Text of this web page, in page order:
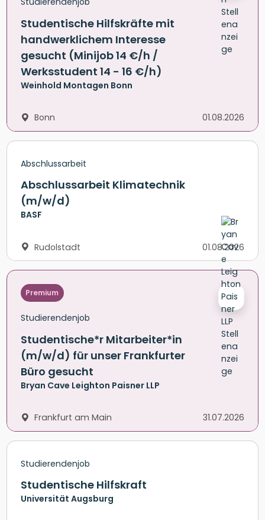
Studentische Hilfskräfte mit
handwerklichem Interesse
gesucht (Minijob 14 €/h /
Werksstudent 14 - 16 €/h)
Weinhold Montagen Bonn
Bonn 01.08.2026
Abschlussarbeit
Abschlussarbeit Klimatechnik
(m/w/d)
BASF
Rudolstadt 01.08.2026
Premium
Studierendenjob
Studentische*r Mitarbeiter*in
(m/w/d) für unser Frankfurter
Büro gesucht
Bryan Cave Leighton Paisner LLP
Frankfurt am Main 31.07.2026
Studierendenjob
Studentische Hilfskraft
Universität Augsburg